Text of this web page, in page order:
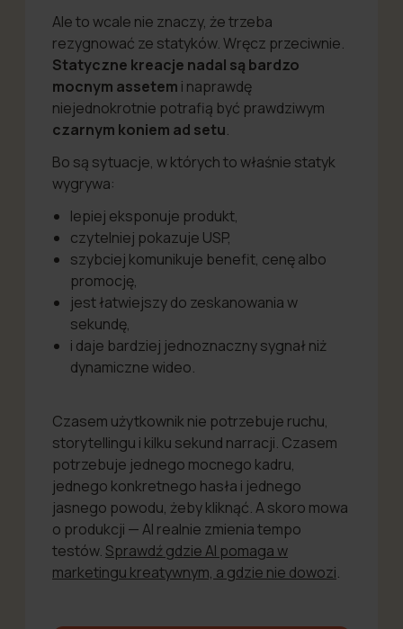
Ale to wcale nie znaczy, że trzeba
rezygnować ze statyków. Wręcz przeciwnie.
Statyczne kreacje nadal są bardzo
mocnym assetem i naprawdę
niejednokrotnie potrafią być prawdziwym
czarnym koniem ad setu.
Bo są sytuacje, w których to właśnie statyk
wygrywa:
lepiej eksponuje produkt,
czytelniej pokazuje USP,
szybciej komunikuje benefit, cenę albo
promocję,
jest łatwiejszy do zeskanowania w
sekundę,
i daje bardziej jednoznaczny sygnał niż
dynamiczne wideo.
Czasem użytkownik nie potrzebuje ruchu,
storytellingu i kilku sekund narracji. Czasem
potrzebuje jednego mocnego kadru,
jednego konkretnego hasła i jednego
jasnego powodu, żeby kliknąć. A skoro mowa
o produkcji — AI realnie zmienia tempo
testów. Sprawdź gdzie AI pomaga w
marketingu kreatywnym, a gdzie nie dowozi.